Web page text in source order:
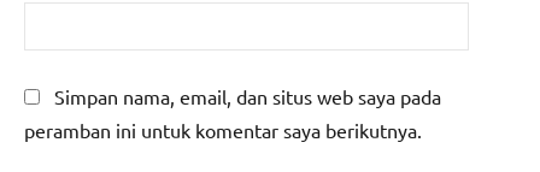
Simpan nama, email, dan situs web saya pada
peramban ini untuk komentar saya berikutnya.